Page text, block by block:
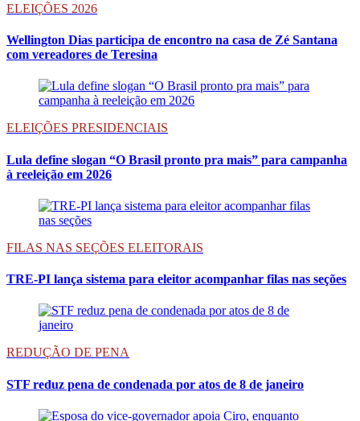
ELEIÇÕES 2026
Wellington Dias participa de encontro na casa de Zé Santana
com vereadores de Teresina
ELEIÇÕES PRESIDENCIAIS
Lula define slogan “O Brasil pronto pra mais” para campanha
à reeleição em 2026
FILAS NAS SEÇÕES ELEITORAIS
TRE-PI lança sistema para eleitor acompanhar filas nas seções
REDUÇÃO DE PENA
STF reduz pena de condenada por atos de 8 de janeiro